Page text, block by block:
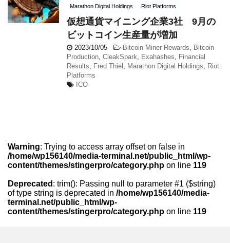
Marathon Digital Holdings Riot Platforms
仮想通貨マイニング企業3社 9月の
ビットコイン生産量が増加
2023/10/05 -Bitcoin Miner Rewards
Bitcoin
Production CleakSpark Exahashes
Financial
Results
Fred Thiel Marathon Digital Holdings
Riot
Platforms
ICO
Warning: Trying to access array offset on false in
/home/wp156140/media-terminal.net/public_html/wp-
content/themes/stingerpro/category.php on line 119
Deprecated : trim(): Passing null to parameter #1 ($string)
of type string is deprecated in /home/wp156140/media-
terminal.net/public_html/wp-
content/themes/stingerpro/category.php on line 119